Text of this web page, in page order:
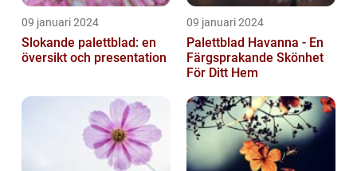
09 januari 2024
Slokande palettblad: en
översikt och presentation
09 januari 2024
Palettblad Havanna - En
Färgsprakande Skönhet
För Ditt Hem